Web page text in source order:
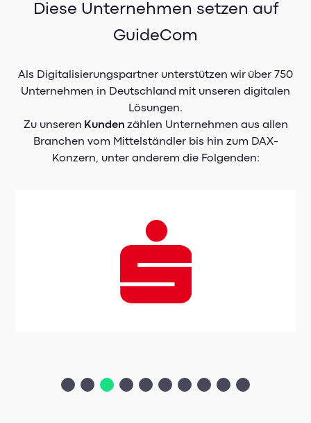
Diese Unternehmen setzen auf
GuideCom
Als Digitalisierungspartner unterstützen wir über 750
Unternehmen in Deutschland mit unseren digitalen
Lösungen.
Zu unseren Kunden zählen Unternehmen aus allen
Branchen vom Mittelständler bis hin zum DAX-
Konzern, unter anderem die Folgenden: